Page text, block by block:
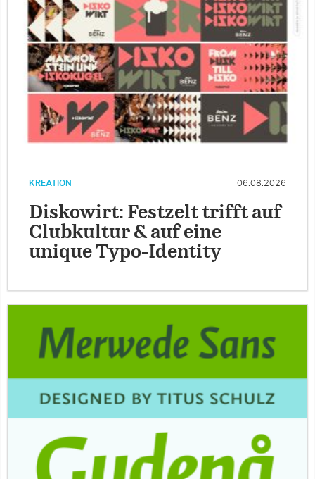
KREATION 06.08.2026
Diskowirt: Festzelt trifft auf
Clubkultur & auf eine
unique Typo-Identity